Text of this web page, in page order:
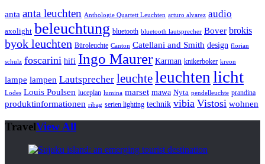
anta anta leuchten Anthologie Quartett Leuchten arturo alvarez audio
axolight beleuchtung bluetooth bluetooth lautsprecher Bover brokis
byok leuchten Büroleuchte Canton Catellani and Smith design florian
schulz foscarini hifi Ingo Maurer Karman knikerboker kreon
lampe lampen Lautsprecher leuchteleuchten licht
Lodes Louis Poulsen luceplan lumina marset mawa Nyta pendelleuchte prandina
produktinformationen ribag serien lighting technik vibia Vistosi wohnen
TravelView All